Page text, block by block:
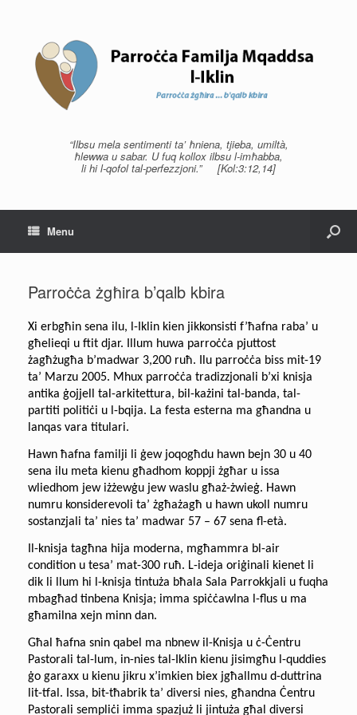
“Ilbsu mela sentimenti ta’ ħniena, tjieba, umiltà,
ħlewwa u sabar. U fuq kollox ilbsu l-imħabba,
li hi l-qofol tal-perfezzjoni.” [Kol:3:12,14]
Menu
Parroċċa żgħira b’qalb kbira
Xi erbgħin sena ilu, l-Iklin kien jikkonsisti f’ħafna raba’ u
għelieqi u ftit djar. Illum huwa parroċċa pjuttost
żagħżugħa b’madwar 3,200 ruħ. Ilu parroċċa biss mit-19
ta’ Marzu 2005. Mhux parroċċa tradizzjonali b’xi knisja
antika ġojjell tal-arkitettura, bil-każini tal-banda, tal-
partiti politiċi u l-bqija. La festa esterna ma għandna u
lanqas vara titulari.
Hawn ħafna familji li ġew joqogħdu hawn bejn 30 u 40
sena ilu meta kienu għadhom koppji żgħar u issa
wliedhom jew iżżewġu jew waslu għaż-żwieġ. Hawn
numru konsiderevoli ta’ żgħażagħ u hawn ukoll numru
sostanzjali ta’ nies ta’ madwar 57 – 67 sena fl-età.
Il-knisja tagħna hija moderna, mgħammra bl-air
condition u tesa’ mat-300 ruħ. L-ideja oriġinali kienet li
dik li llum hi l-knisja tintuża bħala Sala Parrokkjali u fuqha
mbagħad tinbena Knisja; imma spiċċawlna l-flus u ma
għamilna xejn minn dan.
Għal ħafna snin qabel ma nbnew il-Knisja u ċ-Ċentru
Pastorali tal-lum, in-nies tal-Iklin kienu jisimgħu l-quddies
ġo garaxx u kienu jikru x’imkien biex jgħallmu d-duttrina
lit-tfal. Issa, bit-tħabrik ta’ diversi nies, għandna Ċentru
Pastorali sempliċi imma spazjuż li jintuża għal diversi